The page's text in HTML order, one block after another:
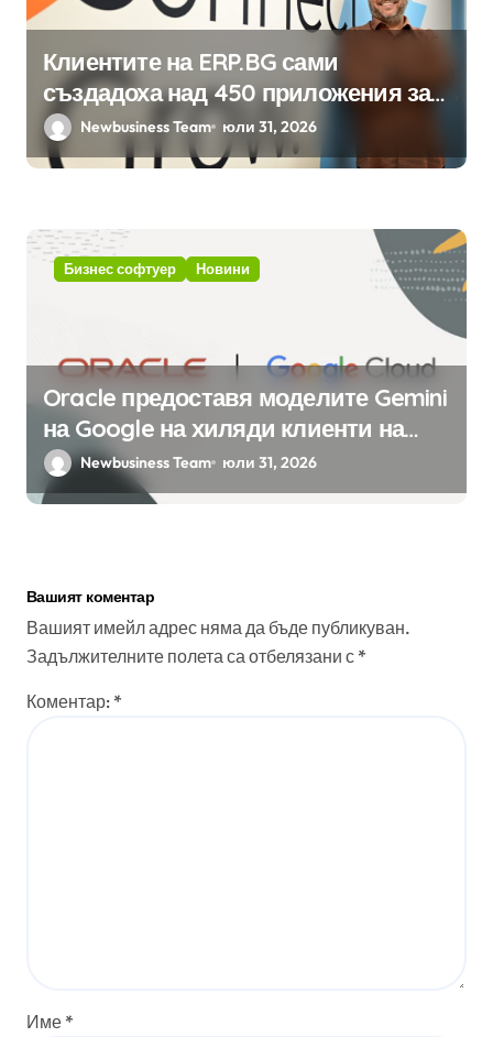
Клиентите на ERP.BG сами
създадоха над 450 приложения за
ERP системата с помощта на
вградения в нея изкуствен
Newbusiness Team юли 31, 2026
Бизнес софтуер Новини
Oracle предоставя моделите Gemini
на Google на хиляди клиенти на
бизнес приложения
Newbusiness Team юли 31, 2026
Вашият коментар
Вашият имейл адрес няма да бъде публикуван.
Задължителните полета са отбелязани с *
Коментар: *
Име *